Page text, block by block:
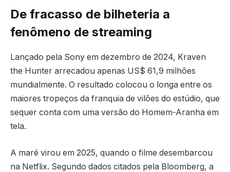
De fracasso de bilheteria a
fenômeno de streaming
Lançado pela Sony em dezembro de 2024, Kraven
the Hunter arrecadou apenas US$ 61,9 milhões
mundialmente. O resultado colocou o longa entre os
maiores tropeços da franquia de vilões do estúdio, que
sequer conta com uma versão do Homem-Aranha em
tela.
A maré virou em 2025, quando o filme desembarcou
na Netflix. Segundo dados citados pela Bloomberg, a